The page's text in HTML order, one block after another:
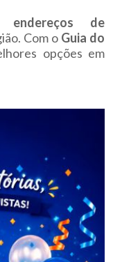
de
Com o Guia do
opções em